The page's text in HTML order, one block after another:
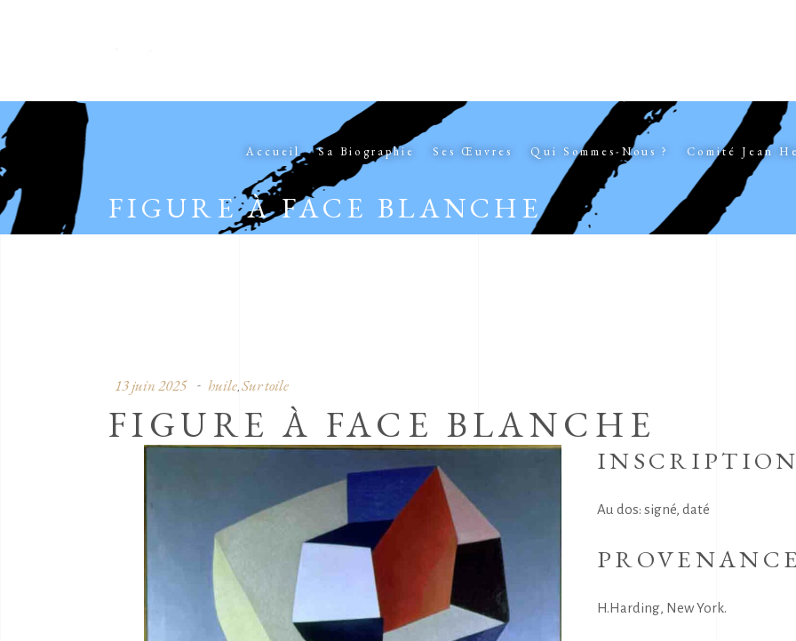
Accueil Sa Biographie Ses Œuvres Qui Sommes-Nous ? Comité Jean
FIGURE À FACE BLANCHE
13 juin 2025 huile, Sur toile
FIGURE À FACE BLANCHE
Au dos: signé, daté
H.Harding, New York.